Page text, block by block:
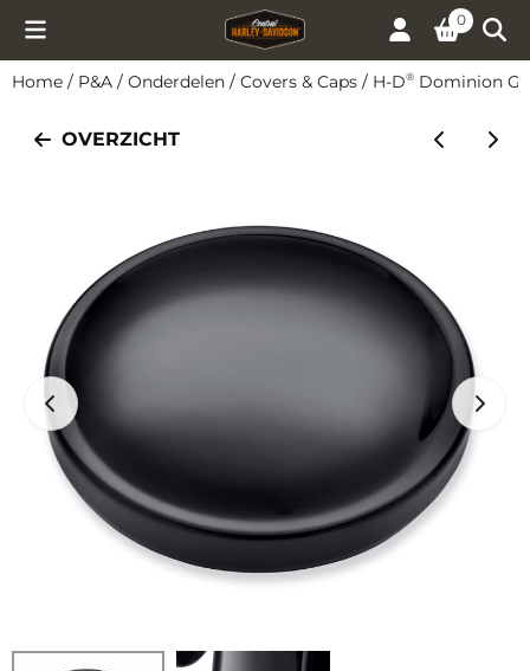
Cookievoorkeuren zijn momenteel gesloten. 0
Home / P&A / Onderdelen / Covers & Caps / H-D® Dominion
OVERZICHT